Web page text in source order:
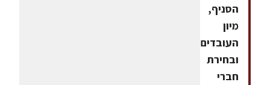
הסניף,
מיון
העובדים
ובחירת
חברי